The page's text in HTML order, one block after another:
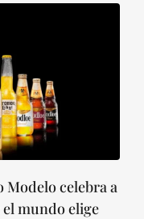
Modelo celebra a
el mundo elige